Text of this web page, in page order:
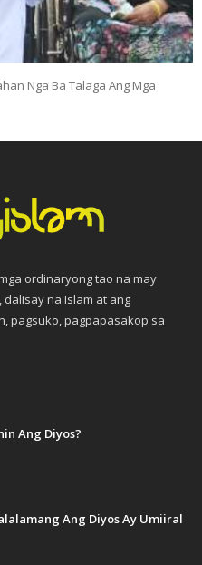
Nga Ba Talaga Ang Mga
ordinaryong tao na may
na Islam at ang
pagsuko, pagpapasakop sa
Ang Diyos?
Ang Diyos Ay Umiiral